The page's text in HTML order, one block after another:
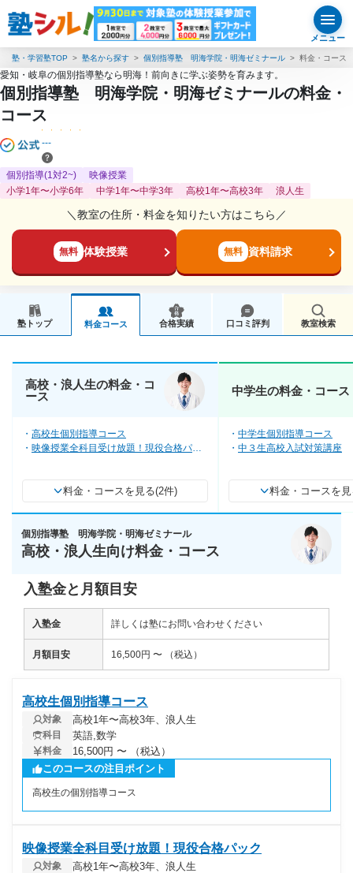
メニュー
塾・学習塾TOP 塾名から探す 個別指導塾 明海学院・明海ゼミナール 料金・コース
愛知・岐阜の個別指導塾なら明海！前向きに学ぶ姿勢を育みます。
個別指導塾 明海学院・明海ゼミナールの料金・
コース
---
個別指導(1対2~)
映像授業
小学1年〜小学6年
中学1年〜中学3年 高校1年〜高校3年 浪人生
＼教室の住所・料金を知りたい方はこちら／
無料 体験授業 無料 資料請求
塾トップ 料金コース 合格実績 口コミ評判 教室検索
高校・浪人生の料金・コ
ース
高校生個別指導コース
映像授業全科目受け放題！現役合格パッ
料金・コースを見る(2件)
中学生の料金・コース
中学生個別指導コース
中３生高校入試対策講座
料金・コースを
個別指導塾 明海学院・明海ゼミナール
高校・浪人生向け料金・コース
入塾金と月額目安
入塾金 詳しくは塾にお問い合わせください
月額目安 16,500円 〜 （税込）
高校生個別指導コース
対象 高校1年〜高校3年、浪人生
科目 英語,数学
料金
16,500円 〜 （税込）
このコースの注目ポイント
高校生の個別指導コース
映像授業全科目受け放題！現役合格パック
対象 高校1年〜高校3年、浪人生